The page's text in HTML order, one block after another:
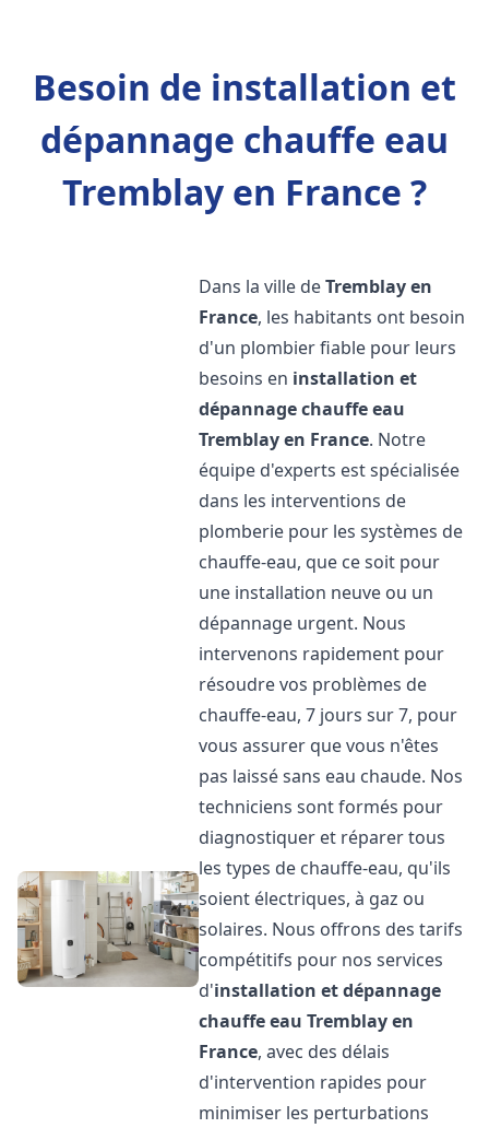
Besoin de installation et
dépannage chauffe eau
Tremblay en France ?
Dans la ville deTremblay en
France, les habitants ont besoin
d'un plombier fiable pour leurs
besoins en installation et
dépannage chauffe eau
Tremblay en France. Notre
équipe d'experts est spécialisée
dans les interventions de
plomberie pour les systèmes de
chauffe-eau, que ce soit pour
une installation neuve ou un
dépannage urgent. Nous
intervenons rapidement pour
résoudre vos problèmes de
chauffe-eau, 7 jours sur 7, pour
vous assurer que vous n'êtes
pas laissé sans eau chaude. Nos
techniciens sont formés pour
diagnostiquer et réparer tous
les types de chauffe-eau, qu'ils
soient électriques, à gaz ou
solaires. Nous offrons des tarifs
compétitifs pour nos services
d'installation et dépannage
chauffe eau Tremblay en
France, avec des délais
d'intervention rapides pour
minimiser les perturbations